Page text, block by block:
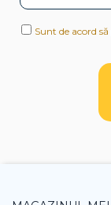
Sunt de acord